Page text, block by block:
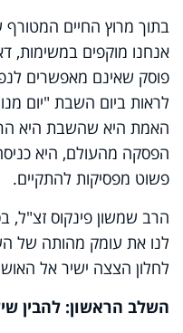
בתוך מרוץ החיים המטורף
אנחנו מוקפים במשימות,
פוסק שאינם מאפשרים
לראות ביום השבת "יום
האמת היא שהשבת היא
הפסקה מהעולם, היא
פשוט מפסיקות להתקיים.
הרב שמשון פינקוס זצ"ל,
לנו את עומק מהותה של
לחלון הצצה ישיר אל
השלב הראשון: להבין